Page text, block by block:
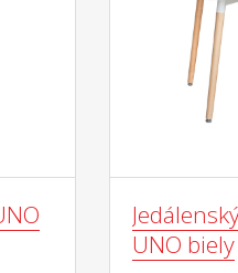
UNO biely